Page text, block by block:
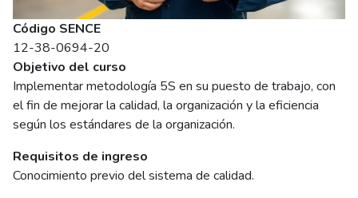
Código SENCE
12-38-0694-20
Objetivo del curso
Implementar metodología 5S en su puesto de trabajo, con
el fin de mejorar la calidad, la organización y la eficiencia
según los estándares de la organización.
Requisitos de ingreso
Conocimiento previo del sistema de calidad.